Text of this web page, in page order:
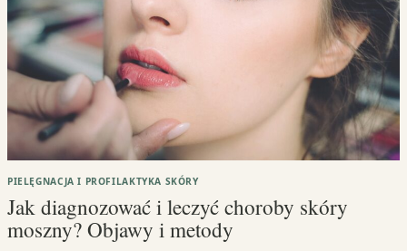
PIELĘGNACJA I PROFILAKTYKA SKÓRY
Jak diagnozować i leczyć choroby skóry
moszny? Objawy i metody